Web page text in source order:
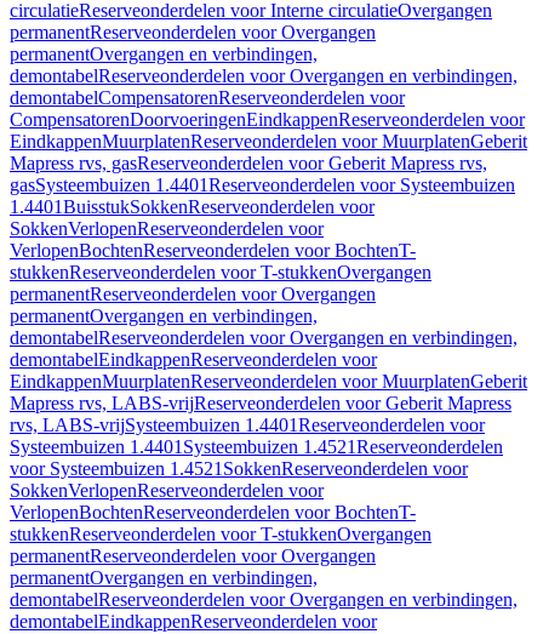
circulatieReserveonderdelen voor Interne circulatieOvergangen
permanentReserveonderdelen voor Overgangen
permanentOvergangen en verbindingen,
demontabelReserveonderdelen voor Overgangen en verbindingen,
demontabelCompensatorenReserveonderdelen voor
CompensatorenDoorvoeringenEindkappenReserveonderdelen voor
EindkappenMuurplatenReserveonderdelen voor MuurplatenGeberit
Mapress rvs, gasReserveonderdelen voor Geberit Mapress rvs,
gasSysteembuizen 1.4401Reserveonderdelen voor Systeembuizen
1.4401BuisstukSokkenReserveonderdelen voor
SokkenVerlopenReserveonderdelen voor
VerlopenBochtenReserveonderdelen voor BochtenT-
stukkenReserveonderdelen voor T-stukkenOvergangen
permanentReserveonderdelen voor Overgangen
permanentOvergangen en verbindingen,
demontabelReserveonderdelen voor Overgangen en verbindingen,
demontabelEindkappenReserveonderdelen voor
EindkappenMuurplatenReserveonderdelen voor MuurplatenGeberit
Mapress rvs, LABS-vrijReserveonderdelen voor Geberit Mapress
rvs, LABS-vrijSysteembuizen 1.4401Reserveonderdelen voor
Systeembuizen 1.4401 Systeembuizen 1.4521Reserveonderdelen
voor Systeembuizen 1.4521 SokkenReserveonderdelen voor
SokkenVerlopenReserveonderdelen voor
VerlopenBochtenReserveonderdelen voor BochtenT-
stukkenReserveonderdelen voor T-stukkenOvergangen
permanentReserveonderdelen voor Overgangen
permanentOvergangen en verbindingen,
demontabelReserveonderdelen voor Overgangen en verbindingen,
demontabelEindkappenReserveonderdelen voor